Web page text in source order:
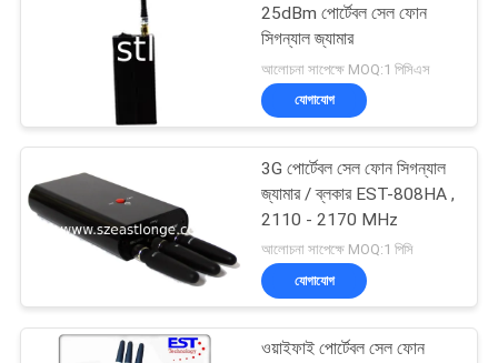
25dBm পোর্টেবল সেল ফোন
সিগন্যাল জ্যামার
আলোচনা সাপেক্ষে MOQ:1 পিসিএস
যোগাযোগ
3G পোর্টেবল সেল ফোন সিগন্যাল
জ্যামার / ব্লকার EST-808HA ,
2110 - 2170 MHz
আলোচনা সাপেক্ষে MOQ:1 পিসি
যোগাযোগ
ওয়াইফাই পোর্টেবল সেল ফোন